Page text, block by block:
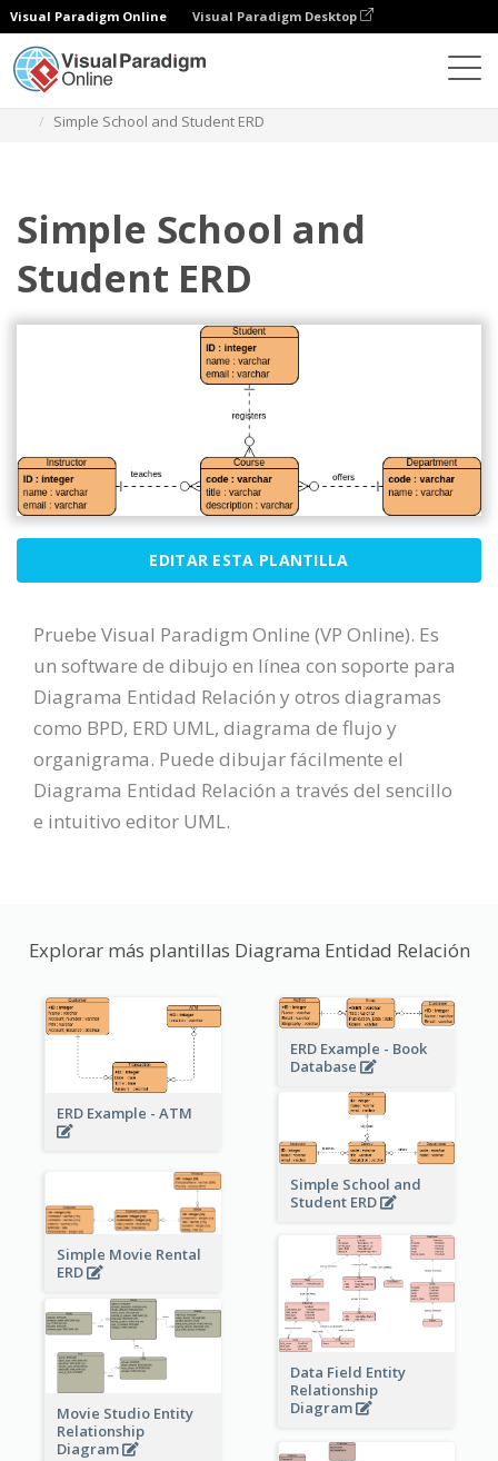
Visual Paradigm Online Visual Paradigm Desktop
Simple School and Student ERD
Simple School and
Student ERD
EDITAR ESTA PLANTILLA
Pruebe Visual Paradigm Online (VP Online). Es
un software de dibujo en línea con soporte para
Diagrama Entidad Relación y otros diagramas
como BPD, ERD UML, diagrama de flujo y
organigrama. Puede dibujar fácilmente el
Diagrama Entidad Relación a través del sencillo
e intuitivo editor UML.
Explorar más plantillas Diagrama Entidad Relación
ERD Example - ATM
ERD Example - Book
Database
Simple School and
Student ERD
Simple Movie Rental
ERD
Data Field Entity
Relationship
Diagram
Movie Studio Entity
Relationship
Diagram